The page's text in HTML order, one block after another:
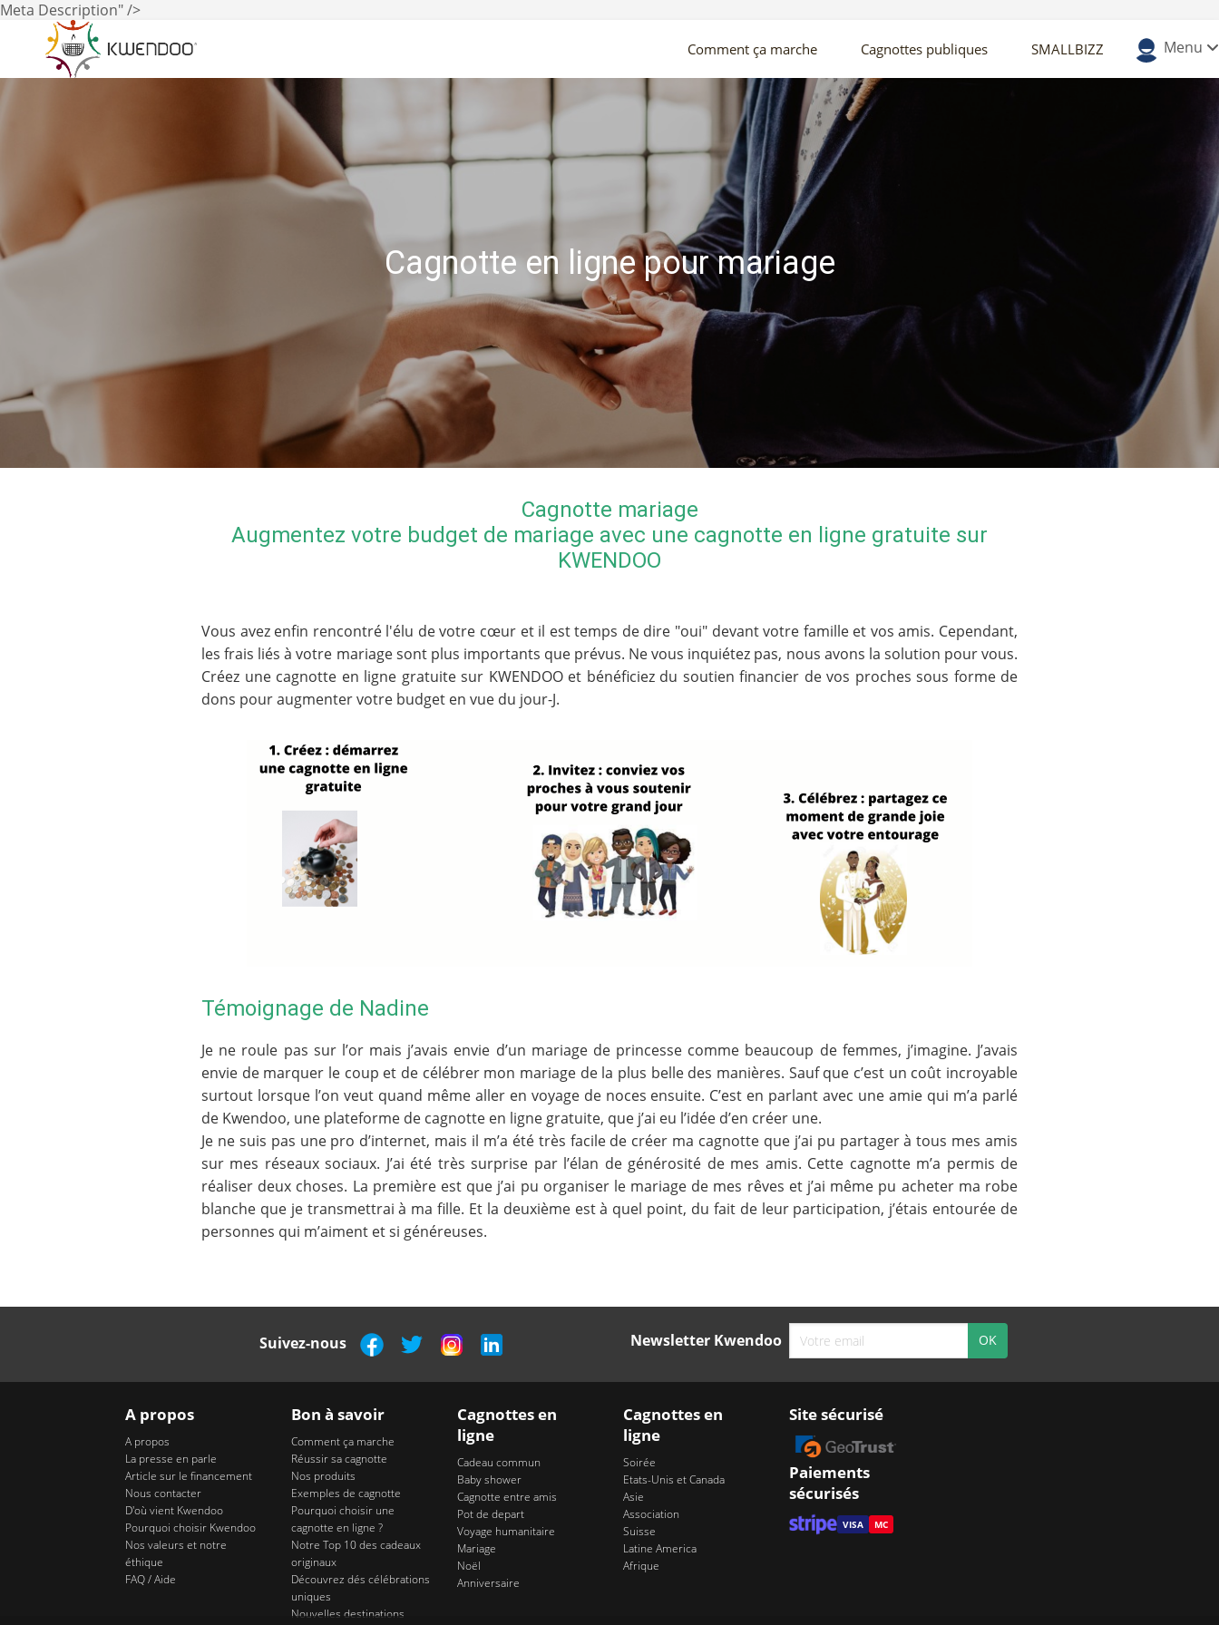
Meta Description" />
Comment ça marche Cagnottes publiques SMALLBIZZ Menu
Cagnotte en ligne pour mariage
Cagnotte mariage
Augmentez votre budget de mariage avec une cagnotte en ligne gratuite sur
KWENDOO
Vous avez enfin rencontré l'élu de votre cœur et il est temps de dire "oui" devant votre famille et vos amis. Cependant,
les frais liés à votre mariage sont plus importants que prévus. Ne vous inquiétez pas, nous avons la solution pour vous.
Créez une cagnotte en ligne gratuite sur KWENDOO et bénéficiez du soutien financier de vos proches sous forme de
dons pour augmenter votre budget en vue du jour-J.
Témoignage de Nadine
Je ne roule pas sur l’or mais j’avais envie d’un mariage de princesse comme beaucoup de femmes, j’imagine. J’avais
envie de marquer le coup et de célébrer mon mariage de la plus belle des manières. Sauf que c’est un coût incroyable
surtout lorsque l’on veut quand même aller en voyage de noces ensuite. C’est en parlant avec une amie qui m’a parlé
de Kwendoo, une plateforme de cagnotte en ligne gratuite, que j’ai eu l’idée d’en créer une.
Je ne suis pas une pro d’internet, mais il m’a été très facile de créer ma cagnotte que j’ai pu partager à tous mes amis
sur mes réseaux sociaux. J’ai été très surprise par l’élan de générosité de mes amis. Cette cagnotte m’a permis de
réaliser deux choses. La première est que j’ai pu organiser le mariage de mes rêves et j’ai même pu acheter ma robe
blanche que je transmettrai à ma fille. Et la deuxième est à quel point, du fait de leur participation, j’étais entourée de
personnes qui m’aiment et si généreuses.
Suivez-nous Newsletter Kwendoo
A propos
A propos
La presse en parle
Article sur le financement
Nous contacter
D'où vient Kwendoo
Pourquoi choisir Kwendoo
Nos valeurs et notre
éthique
FAQ / Aide
Bon à savoir
Comment ça marche
Réussir sa cagnotte
Nos produits
Exemples de cagnotte
Pourquoi choisir une
cagnotte en ligne ?
Notre Top 10 des cadeaux
originaux
Découvrez dés célébrations
uniques
Nouvelles destinations
Cagnottes en
ligne
Cadeau commun
Baby shower
Cagnotte entre amis
Pot de depart
Voyage humanitaire
Mariage
Noël
Anniversaire
Cagnottes en
ligne
Soirée
Etats-Unis et Canada
Asie
Association
Suisse
Latine America
Afrique
Site sécurisé
Paiements
sécurisés
VISA MC